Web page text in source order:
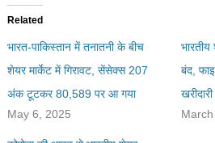
Related
भारत-पाकिस्तान में तनातनी के बीच
शेयर मार्केट में गिरावट, सेंसेक्स 207
अंक टूटकर 80,589 पर आ गया
May 6, 2025
बंद,
खरीदारी